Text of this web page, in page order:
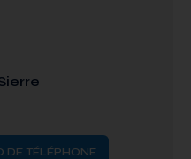
DE TÉLÉPHONE